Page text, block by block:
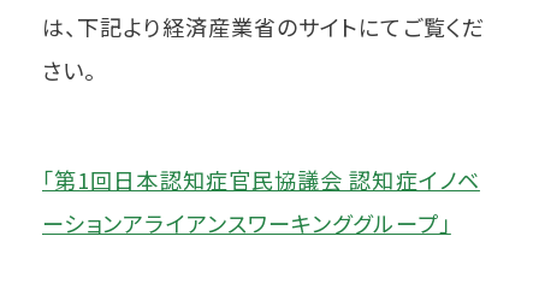
は、下記より経済産業省のサイトにてご覧くだ
さい。
「第1回日本認知症官民協議会 認知症イノベ
ーションアライアンスワーキンググループ」